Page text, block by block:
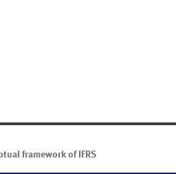
framework of IFRS